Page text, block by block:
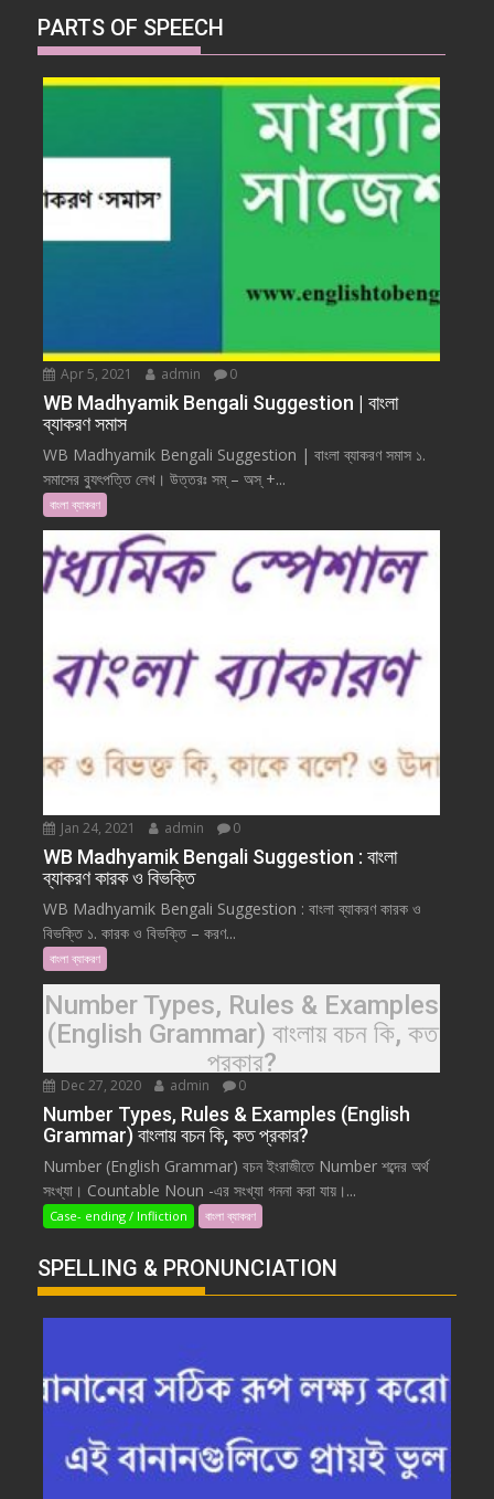
PARTS OF SPEECH
Apr 5, 2021 admin 0
WB Madhyamik Bengali Suggestion | বাংলা
ব্যাকরণ সমাস
WB Madhyamik Bengali Suggestion | বাংলা ব্যাকরণ সমাস ১.
সমাসের ব্যুৎপত্তি লেখ। উত্তরঃ সম্ – অস্ +...
বাংলা ব্যাকরণ
Jan 24, 2021 admin 0
WB Madhyamik Bengali Suggestion : বাংলা
ব্যাকরণ কারক ও বিভক্তি
WB Madhyamik Bengali Suggestion : বাংলা ব্যাকরণ কারক ও
বিভক্তি ১. কারক ও বিভক্তি – করণ...
বাংলা ব্যাকরণ
Number Types, Rules & Examples
(English Grammar) বাংলায় বচন কি, কত
প্রকার?
Dec 27, 2020 admin 0
Number Types, Rules & Examples (English
Grammar) বাংলায় বচন কি, কত প্রকার?
Number (English Grammar) বচন ইংরাজীতে Number শব্দের অর্থ
সংখ্যা। Countable Noun -এর সংখ্যা গননা করা যায়।...
Case- ending / Infliction বাংলা ব্যাকরণ
SPELLING & PRONUNCIATION